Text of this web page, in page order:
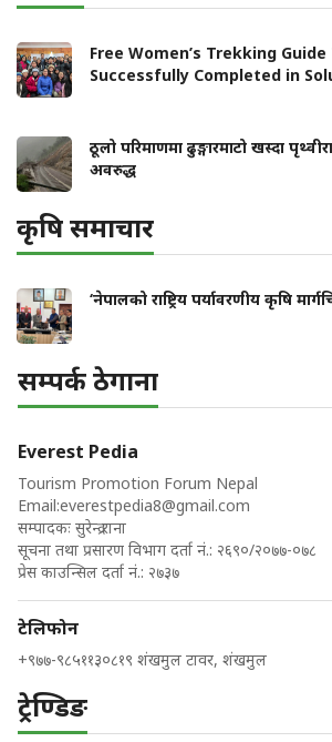
Free Women’s Trekking
Successfully Completed in
ठूलो परिमाणमा ढुङ्गारमाटो खस्दा
अवरुद्ध
कृषि समाचार
‘नेपालको राष्ट्रिय पर्यावरणीय कृषि
सम्पर्क ठेगाना
Everest Pedia
Tourism Promotion Forum Nepal
Email:everestpedia8@gmail.com
सम्पादकः सुरेन्द्र राना
सूचना तथा प्रसारण विभाग दर्ता नं.: २६९०/२०७७-०७८
प्रेस काउन्सिल दर्ता नं.: २७३७
टेलिफोन
+९७७-९८५११३०८१९ शंखमुल टावर, शंखमुल
ट्रेण्डिङ